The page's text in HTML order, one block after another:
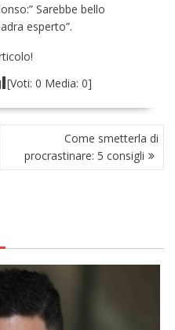
Sarebbe bello
esperto”.
[Voti: 0 Media: 0]
Come smetterla di
procrastinare: 5 consigli